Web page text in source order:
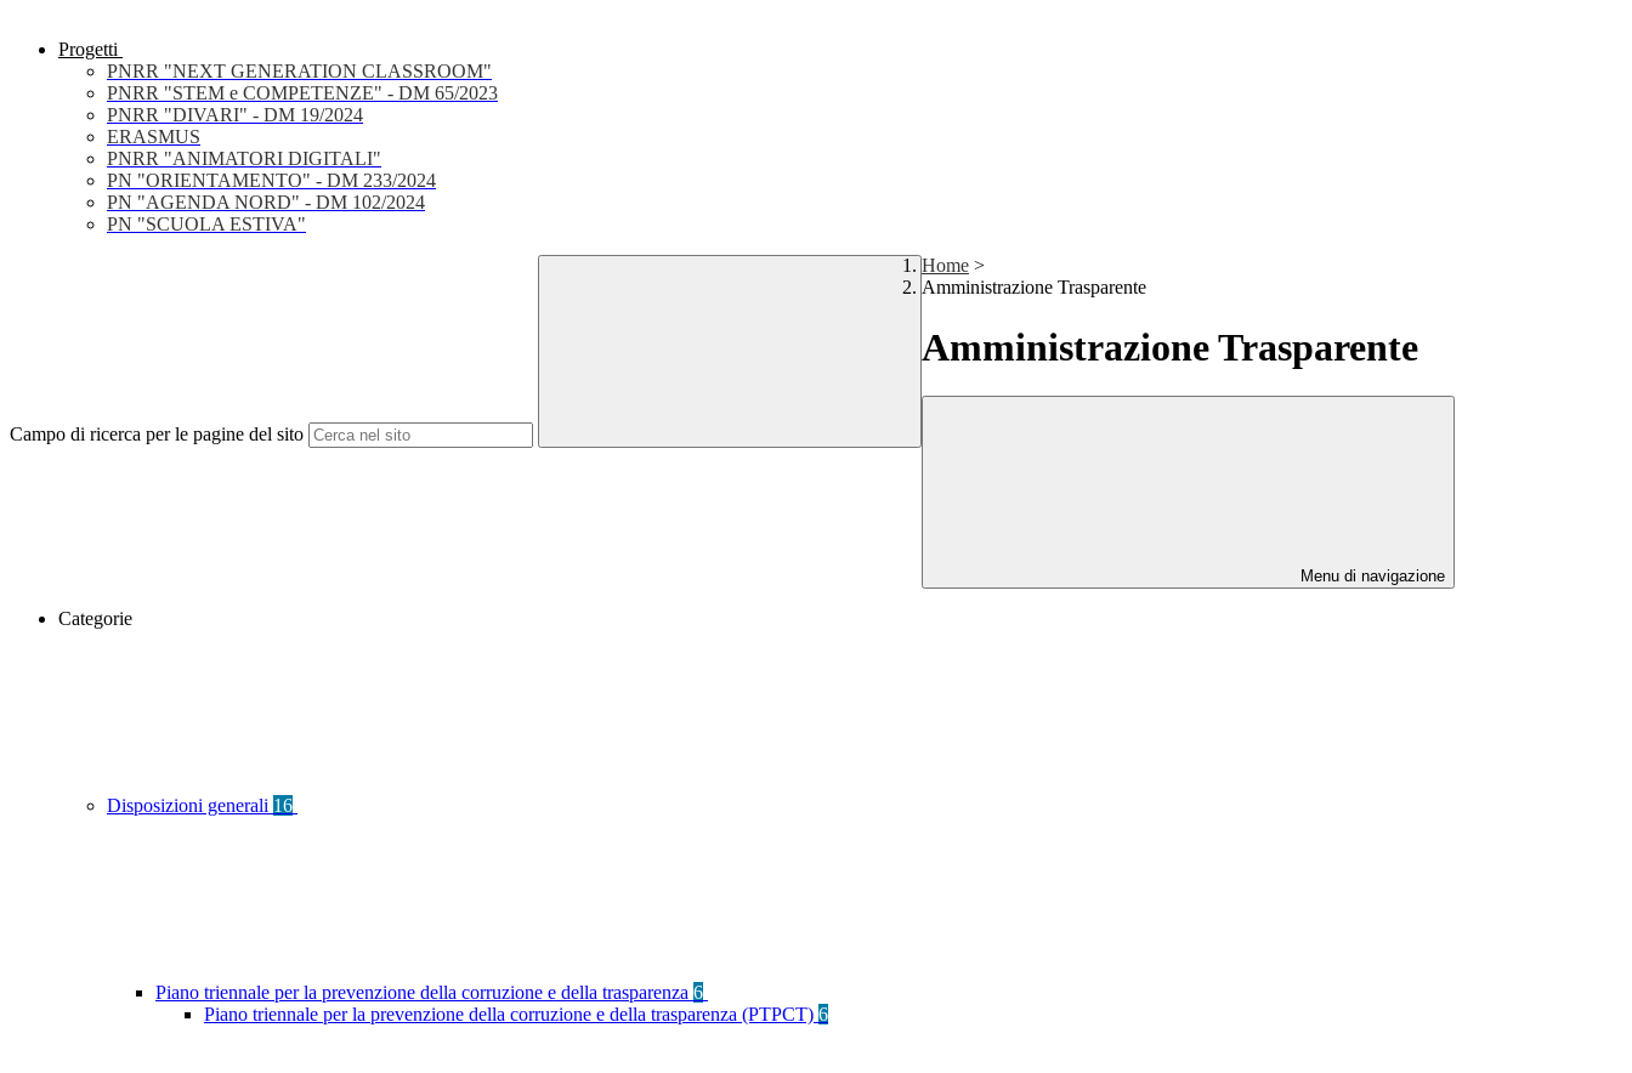
Progetti
PNRR "NEXT GENERATION CLASSROOM"
PNRR "STEM e COMPETENZE" - DM 65/2023
PNRR "DIVARI" - DM 19/2024
ERASMUS
PNRR "ANIMATORI DIGITALI"
PN "ORIENTAMENTO" - DM 233/2024
PN "AGENDA NORD" - DM 102/2024
PN "SCUOLA ESTIVA"
Campo di ricerca per le pagine del sito
Home >
Amministrazione Trasparente
Amministrazione Trasparente
Menu di navigazione
Categorie
Disposizioni generali 16
Piano triennale per la prevenzione della corruzione e della trasparenza 6
Piano triennale per la prevenzione della corruzione e della trasparenza (PTPCT) 6